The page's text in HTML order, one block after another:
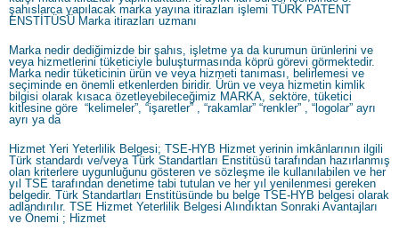
şahıslarca yapılacak marka yayına itirazları işlemi TÜRK PATENT
ENSTİTÜSÜ Marka itirazları uzmanı
Marka nedir dediğimizde bir şahıs, işletme ya da kurumun ürünlerini ve
veya hizmetlerini tüketiciyle buluşturmasında köprü görevi görmektedir.
Marka nedir tüketicinin ürün ve veya hizmeti tanıması, belirlemesi ve
seçiminde en önemli etkenlerden biridir. Ürün ve veya hizmetin kimlik
bilgisi olarak kısaca özetleyebileceğimiz MARKA, sektöre, tüketici
kitlesine göre “kelimeler”, “işaretler” , “rakamlar” “renkler” , “logolar” ayrı
ayrı ya da
Hizmet Yeri Yeterlilik Belgesi; TSE-HYB Hizmet yerinin imkânlarının ilgili
Türk standardı ve/veya Türk Standartları Enstitüsü tarafından hazırlanmış
olan kriterlere uygunluğunu gösteren ve sözleşme ile kullanılabilen ve her
yıl TSE tarafından denetime tabi tutulan ve her yıl yenilenmesi gereken
belgedir. Türk Standartları Enstitüsünde bu belge TSE-HYB belgesi olarak
adlandırılır. TSE Hizmet Yeterlilik Belgesi Alındıktan Sonraki Avantajları
ve Önemi ; Hizmet